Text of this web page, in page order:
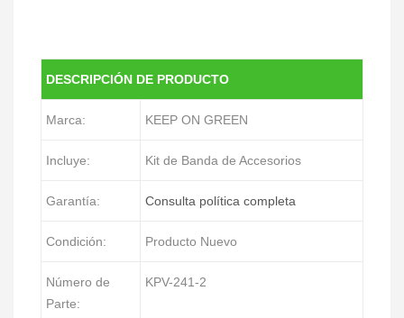
DESCRIPCIÓN DE PRODUCTO
Marca: KEEP ON GREEN
Incluye: Kit de Banda de Accesorios
Garantía: Consulta política completa
Condición: Producto Nuevo
Número de
Parte:
KPV-241-2